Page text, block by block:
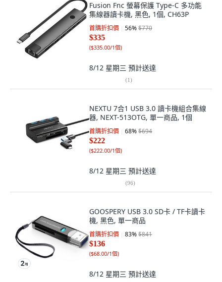
Fusion Fnc 螢幕保護 Type-C 多功能
集線器讀卡機, 黑色, 1個, CH63P
首購折扣價 56%$770
$335
($335.00/1個)
8/12 星期三 預計送達
(1)
NEXTU 7合1 USB 3.0 讀卡機組合集線
器, NEXT-513OTG, 單一商品, 1個
首購折扣價 68%$694
$222
($222.00/1個)
8/12 星期三 預計送達
(96)
GOOSPERY USB 3.0 SD卡 / TF卡讀卡
機, 黑色, 單一商品
首購折扣價 83%$841
$136
($68.00/1個)
8/12 星期三 預計送達